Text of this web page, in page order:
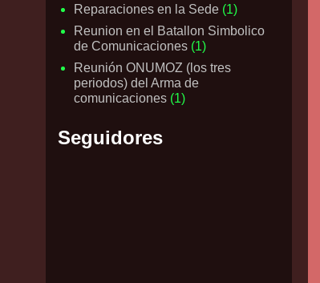
Reparaciones en la Sede (1)
Reunion en el Batallon Simbolico
de Comunicaciones (1)
Reunión ONUMOZ (los tres
periodos) del Arma de
comunicaciones (1)
Seguidores